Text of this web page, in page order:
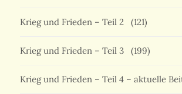
Krieg und Frieden – Teil 2 (121)
Krieg und Frieden – Teil 3 (199)
Krieg und Frieden – Teil 4 – aktuelle